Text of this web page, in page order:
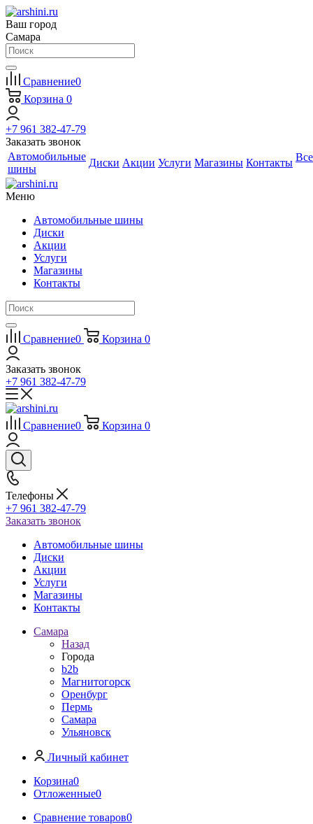
Ваш город
Самара
Сравнение0
Корзина 0
+7 961 382-47-79
Заказать звонок
Автомобильные
шины
Диски Акции Услуги Магазины Контакты Все
Меню
Автомобильные шины
Диски
Акции
Услуги
Магазины
Контакты
Сравнение0 Корзина 0
Заказать звонок
+7 961 382-47-79
Сравнение0 Корзина 0
Телефоны
+7 961 382-47-79
Заказать звонок
Автомобильные шины
Диски
Акции
Услуги
Магазины
Контакты
Самара
Назад
Города
b2b
Магнитогорск
Оренбург
Пермь
Самара
Ульяновск
Личный кабинет
Корзина0
Отложенные0
Сравнение товаров0